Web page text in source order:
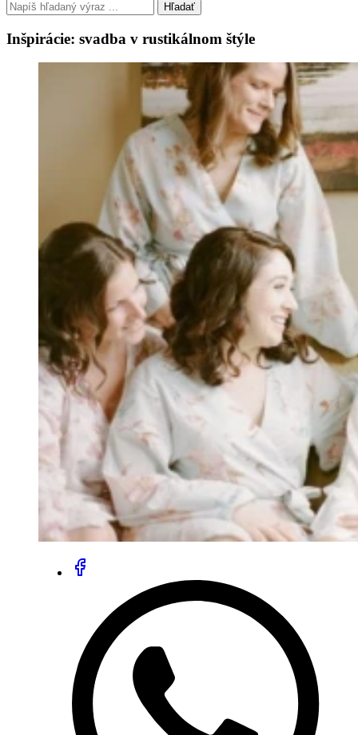
Hľadať
Inšpirácie: svadba v rustikálnom štýle